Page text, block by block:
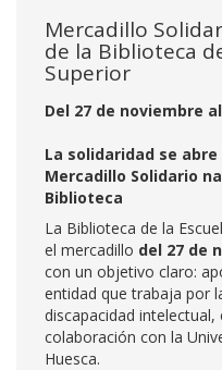
Mercadillo
de la Biblioteca
Superior
Del 27 de noviembre
La solidaridad se
Mercadillo Solidario
Biblioteca
La Biblioteca de la
el mercadillo del 27 de
con un objetivo claro:
entidad que trabaja por
discapacidad
colaboración con la
Huesca.